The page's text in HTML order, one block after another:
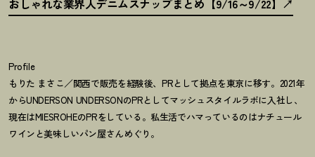
Profile
もりた まさこ／関西で販売を経験後、PRとして拠点を東京に移す。2021年
からUNDERSON UNDERSONのPRとしてマッシュスタイルラボに入社し、
現在はMIESROHEのPRをしている。私生活でハマっているのはナチュール
ワインと美味しいパン屋さんめぐり。